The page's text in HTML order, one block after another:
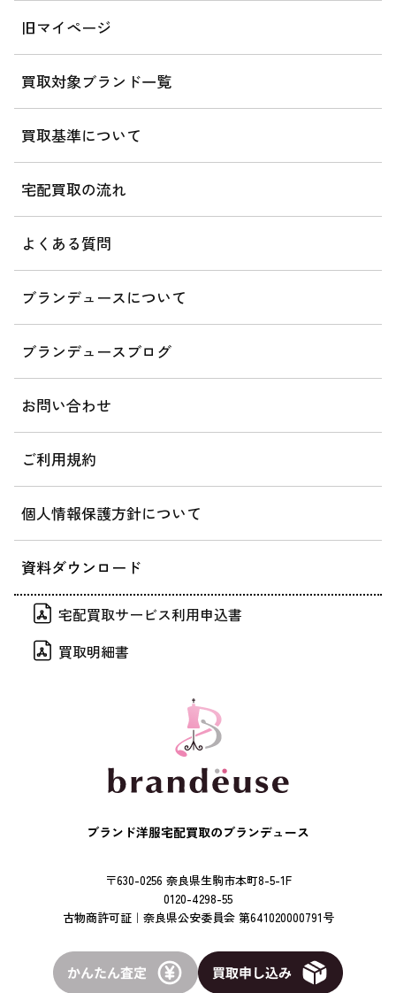
旧マイページ
買取対象ブランド一覧
買取基準について
宅配買取の流れ
よくある質問
ブランデュースについて
ブランデュースブログ
お問い合わせ
ご利用規約
個人情報保護方針について
資料ダウンロード
宅配買取サービス利用申込書
買取明細書
ブランド洋服宅配買取のブランデュース
〒630-0256 奈良県生駒市本町8-5-1F
0120-4298-55
古物商許可証｜奈良県公安委員会 第641020000791号